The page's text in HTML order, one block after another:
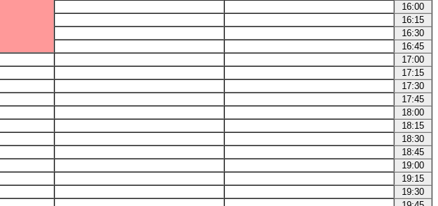
16:00
16:15
16:30
16:45
17:00
17:15
17:30
17:45
18:00
18:15
18:30
18:45
19:00
19:15
19:30